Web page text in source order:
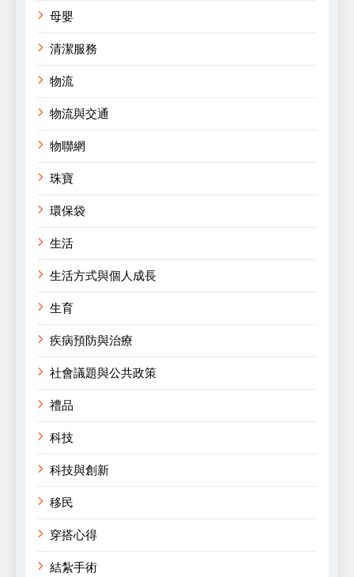
母嬰
清潔服務
物流
物流與交通
物聯網
珠寶
環保袋
生活
生活方式與個人成長
生育
疾病預防與治療
社會議題與公共政策
禮品
科技
科技與創新
移民
穿搭心得
結紮手術